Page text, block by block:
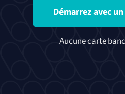
Démarrez avec
Aucune carte